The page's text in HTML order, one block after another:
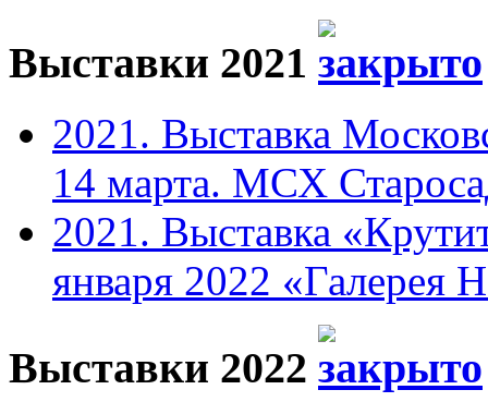
Выставки 2021
2021. Выставка
14 марта. МСХ
2021. Выставка
января 2022 «Галерея
Выставки 2022